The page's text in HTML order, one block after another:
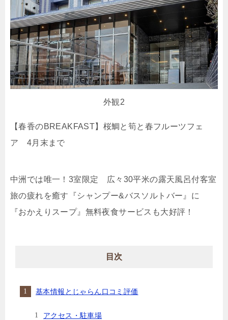
外観2
【春香のBREAKFAST】桜鯛と筍と春フルーツフェ
ア 4月末まで
中洲では唯一！3室限定 広々30平米の露天風呂付客室
旅の疲れを癒す『シャンプー&バスソルトバー』に
『おかえりスープ』無料夜食サービスも大好評！
目次
基本情報とじゃらん口コミ評価
アクセス・駐車場